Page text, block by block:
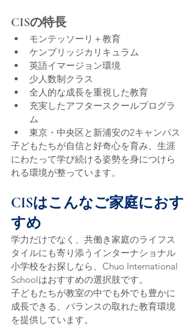
CISの特長
モンテッソーリ＋教育
ケンブリッジカリキュラム
英語イマージョン環境
少人数制クラス
全人的な成長を重視した教育
充実したアフタースクールプログラ
ム
東京・中央区と新浦安の2キャンパス
子どもたちが自信と好奇心を育み、生涯
にわたって学び続ける姿勢を身につけら
れる環境が整っています。
CISはこんなご家庭におす
すめ
学力だけでなく、共働き家庭のライフス
タイルにも寄り添うインターナショナル
小学校をお探しなら、Chuo International
Schoolはおすすめの選択肢です。
子どもたちが教室の中でも外でも豊かに
成長できる、バランスの取れた教育環境
を提供しています。